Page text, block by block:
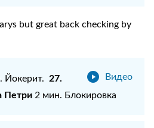
but great back checking by
Видео
Йокерит. 27.
Петри2 мин. Блокировка